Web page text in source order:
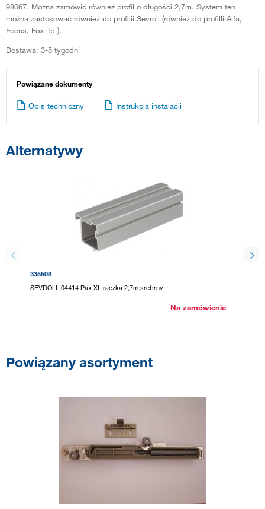
98067. Można zamówić również profil o długości 2,7m. System ten
można zastosować również do profilii Sevroll (również do profilli Alfa,
Focus, Fox itp.).
Dostawa: 3-5 tygodni
Powiązane dokumenty
Opis techniczny Instrukcja instalacji
Alternatywy
335508
SEVROLL 04414 Pax XL rączka 2,7m srebrny
Na zamówienie
Powiązany asortyment